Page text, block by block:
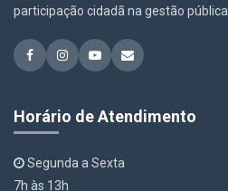
participação cidadã na gestão pública.
Horário de Atendimento
Segunda a Sexta
7h às 13h